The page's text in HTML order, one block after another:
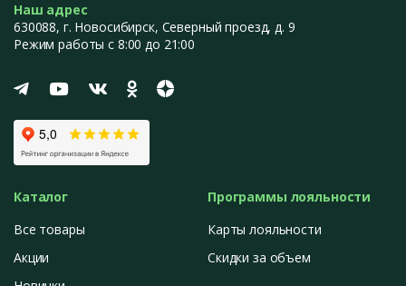
Наш адрес
630088, г. Новосибирск, Северный проезд, д. 9
Режим работы с 8:00 до 21:00
Каталог
Все товары
Акции
Программы лояльности
Карты лояльности
Скидки за объем